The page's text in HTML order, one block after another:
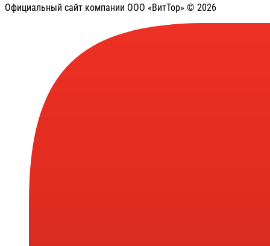
Официальный сайт компании ООО «ВитТор» © 2026